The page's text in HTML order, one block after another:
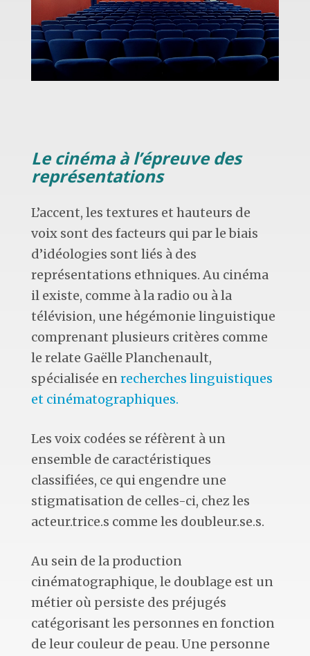
Le cinéma à l’épreuve des
représentations
L’accent, les textures et hauteurs de
voix sont des facteurs qui par le biais
d’idéologies sont liés à des
représentations ethniques. Au cinéma
il existe, comme à la radio ou à la
télévision, une hégémonie linguistique
comprenant plusieurs critères comme
le relate Gaëlle Planchenault,
spécialisée enrecherches linguistiques
et cinématographiques.
Les voix codées se réfèrent à un
ensemble de caractéristiques
classifiées, ce qui engendre une
stigmatisation de celles-ci, chez les
acteur.trice.s comme les doubleur.se.s.
Au sein de la production
cinématographique, le doublage est un
métier où persiste des préjugés
catégorisant les personnes en fonction
de leur couleur de peau. Une personne